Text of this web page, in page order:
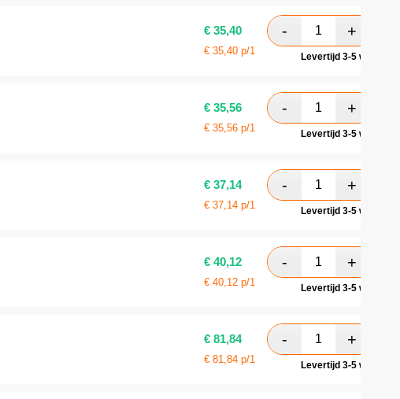
€ 35,40
€ 35,40 p/1 Levertijd 3-5
€ 35,56
€ 35,56 p/1 Levertijd 3-5
€ 37,14
€ 37,14 p/1 Levertijd 3-5
€ 40,12
€ 40,12 p/1 Levertijd 3-5
€ 81,84
€ 81,84 p/1 Levertijd 3-5